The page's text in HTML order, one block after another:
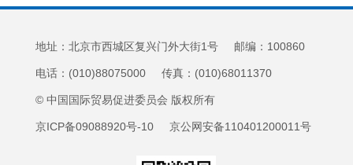
地址：北京市西城区复兴门外大街1号 邮编：100860
电话：(010)88075000 传真：(010)68011370
© 中国国际贸易促进委员会 版权所有
京ICP备09088920号-10 京公网安备110401200011号